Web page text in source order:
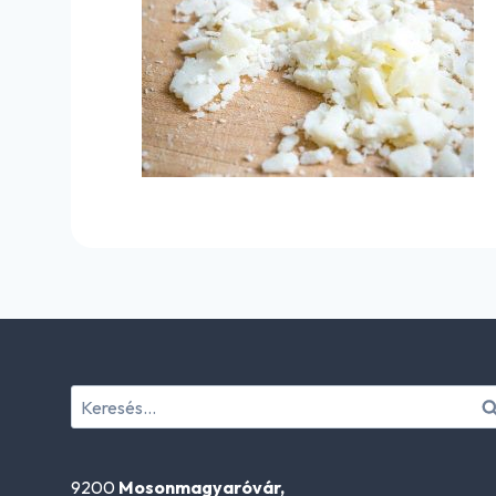
Keresés:
9200 Mosonmagyaróvár,